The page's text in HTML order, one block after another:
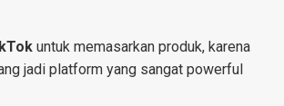
untuk memasarkan produk, karena
jadi platform yang sangat powerful